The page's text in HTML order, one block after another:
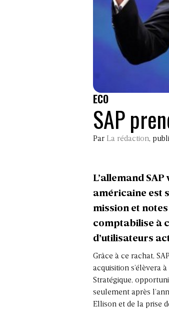
ECO
SAP
Par La rédaction,
L’allemand
américaine est
mission et
comptabilise à
d’utilisateurs
Grâce à ce rachat,
acquisition s’élèvera
Stratégique,
seulement après
Ellison et de la prise